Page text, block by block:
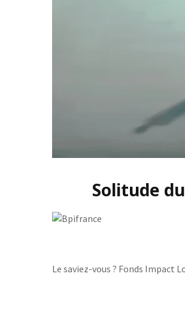
Solitude
Le saviez-vous ? Fonds Impact